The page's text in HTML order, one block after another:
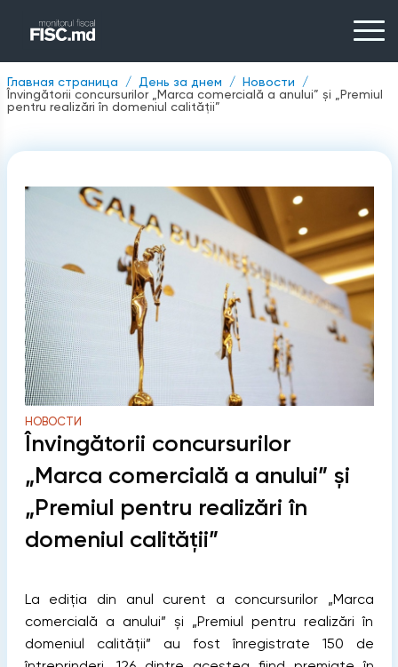
Главная страница День за днем
Новости
Învingătorii concursurilor „Marca comercială a anului” și „Premiul
pentru realizări în domeniul calității”
НОВОСТИ
Învingătorii concursurilor
„Marca comercială a anului” și
„Premiul pentru realizări în
domeniul calității”
La ediția din anul curent a concursurilor „Marca
comercială a anului” și „Premiul pentru realizări în
domeniul calității” au fost înregistrate 150 de